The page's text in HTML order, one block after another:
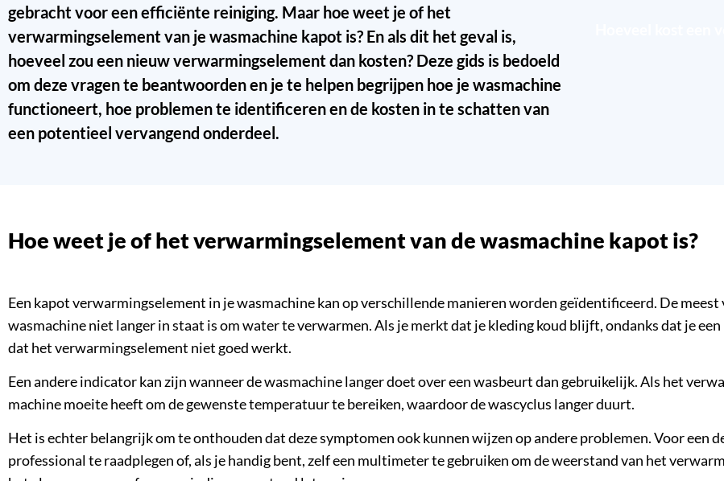
gebracht voor een efficiënte reiniging. Maar hoe weet je of het
verwarmingselement van je wasmachine kapot is? En als dit het geval is,
hoeveel zou een nieuw verwarmingselement dan kosten? Deze gids is bedoeld
om deze vragen te beantwoorden en je te helpen begrijpen hoe je wasmachine
functioneert, hoe problemen te identificeren en de kosten in te schatten van
een potentieel vervangend onderdeel.
Hoe weet je of het verwarmingselement van de wasmachine kapot is?
Een kapot verwarmingselement in je wasmachine kan op verschillende manieren worden geïdentificeerd. De
wasmachine niet langer in staat is om water te verwarmen. Als je merkt dat je kleding koud blijft, ondanks dat je
dat het verwarmingselement niet goed werkt.
Een andere indicator kan zijn wanneer de wasmachine langer doet over een wasbeurt dan gebruikelijk. Als het
machine moeite heeft om de gewenste temperatuur te bereiken, waardoor de wascyclus langer duurt.
Het is echter belangrijk om te onthouden dat deze symptomen ook kunnen wijzen op andere problemen. Voor een
professional te raadplegen of, als je handig bent, zelf een multimeter te gebruiken om de weerstand van het